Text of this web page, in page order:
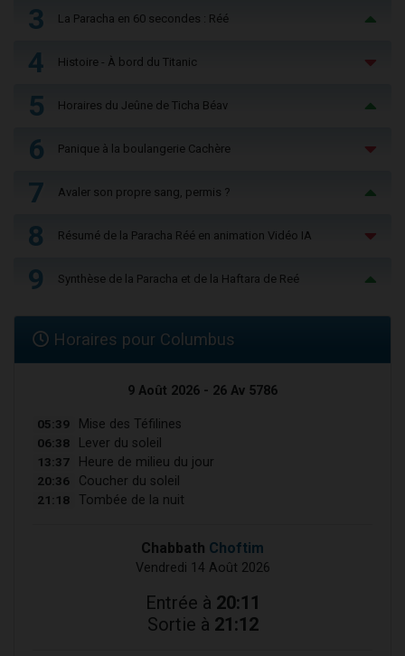
3 La Paracha en 60 secondes : Réé
4 Histoire - À bord du Titanic
5 Horaires du Jeûne de Ticha Béav
6 Panique à la boulangerie Cachère
7 Avaler son propre sang, permis ?
8 Résumé de la Paracha Réé en animation Vidéo IA
9 Synthèse de la Paracha et de la Haftara de Reé
Horaires pour Columbus
9 Août 2026 - 26 Av 5786
05:39 Mise des Téfilines
06:38 Lever du soleil
13:37 Heure de milieu du jour
20:36 Coucher du soleil
21:18 Tombée de la nuit
Chabbath Choftim
Vendredi 14 Août 2026
Entrée à 20:11
Sortie à 21:12